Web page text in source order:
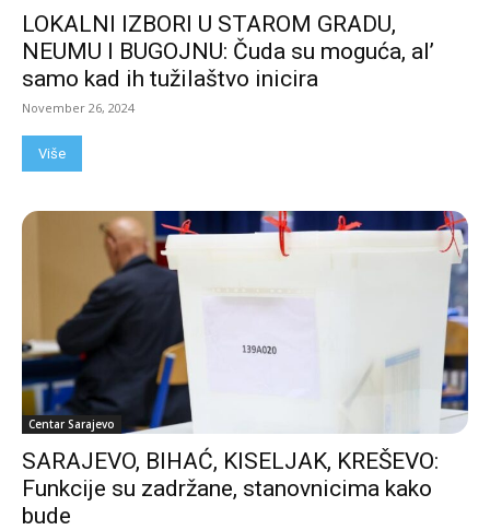
LOKALNI IZBORI U STAROM GRADU,
NEUMU I BUGOJNU: Čuda su moguća, al’
samo kad ih tužilaštvo inicira
November 26, 2024
Više
Centar Sarajevo
SARAJEVO, BIHAĆ, KISELJAK, KREŠEVO:
Funkcije su zadržane, stanovnicima kako
bude